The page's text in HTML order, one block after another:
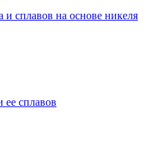
сплавов на основе никеля
сплавов